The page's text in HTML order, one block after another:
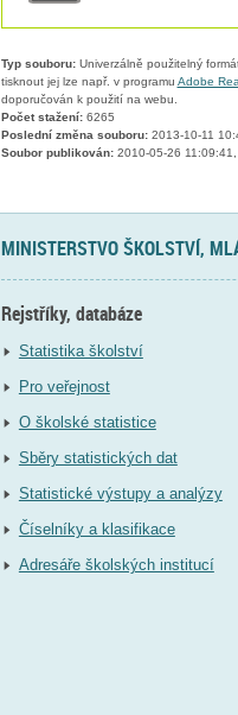
Typ souboru:Univerzálně použitelný
tisknout jej lze např. v programu Adobe
doporučován k použití na webu.
Počet stažení:6265
Poslední změna souboru:2013-10-11
Soubor publikován:2010-05-26 11:09:41,
MINISTERSTVO ŠKOLSTVÍ,
Rejstříky, databáze
Statistika školství
Pro veřejnost
O školské statistice
Sběry statistických dat
Statistické výstupy a analýzy
Číselníky a klasifikace
Adresáře školských institucí